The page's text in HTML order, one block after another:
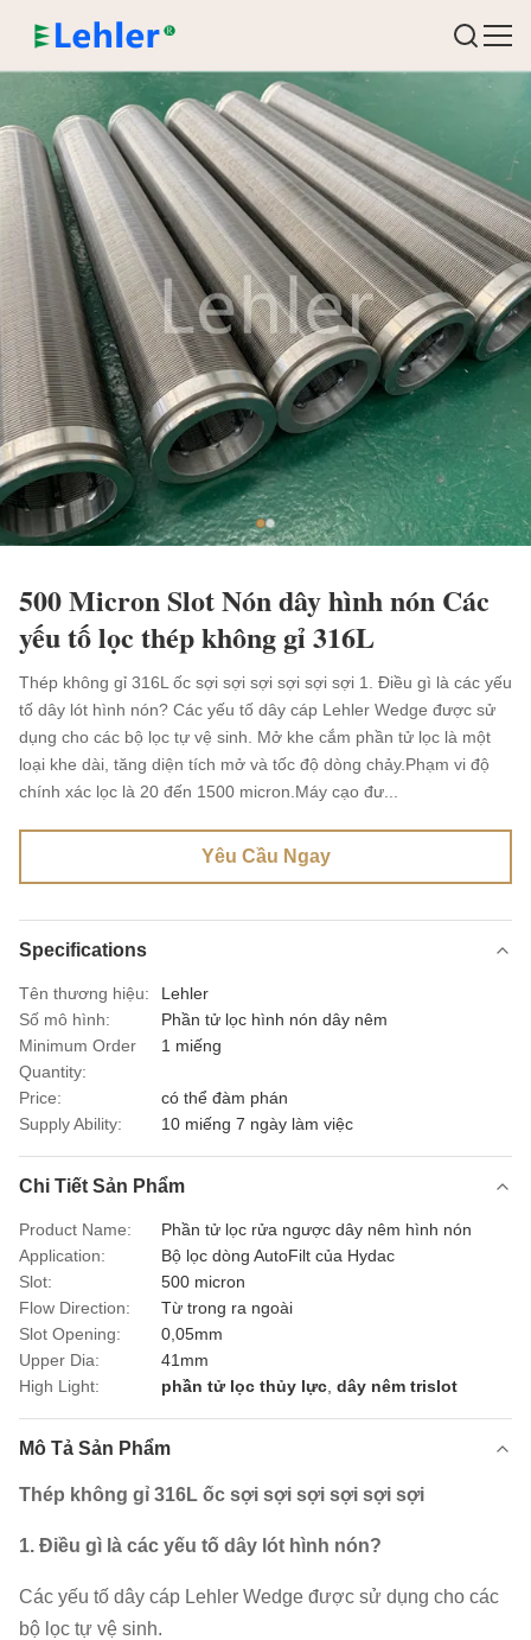
500 Micron Slot Nón dây hình nón Các
yếu tố lọc thép không gỉ 316L
Thép không gỉ 316L ốc sợi sợi sợi sợi sợi sợi 1. Điều gì là các yếu
tố dây lót hình nón? Các yếu tố dây cáp Lehler Wedge được sử
dụng cho các bộ lọc tự vệ sinh. Mở khe cắm phần tử lọc là một
loại khe dài, tăng diện tích mở và tốc độ dòng chảy.Phạm vi độ
chính xác lọc là 20 đến 1500 micron.Máy cạo đư...
Yêu Cầu Ngay
Specifications
Tên thương hiệu:
Lehler
Số mô hình:
Phần tử lọc hình nón dây nêm
Minimum Order
Quantity:
1 miếng
Price:
có thể đàm phán
Supply Ability:
10 miếng 7 ngày làm việc
Chi Tiết Sản Phẩm
Product Name:
Phần tử lọc rửa ngược dây nêm hình nón
Application:
Bộ lọc dòng AutoFilt của Hydac
Slot:
500 micron
Flow Direction:
Từ trong ra ngoài
Slot Opening:
0,05mm
Upper Dia:
41mm
High Light:
phần tử lọc thủy lực dây nêm trislot
Mô Tả Sản Phẩm
Thép không gỉ 316L ốc sợi sợi sợi sợi sợi sợi
1. Điều gì là các yếu tố dây lót hình nón?
Các yếu tố dây cáp Lehler Wedge được sử dụng cho các
bộ lọc tự vệ sinh.